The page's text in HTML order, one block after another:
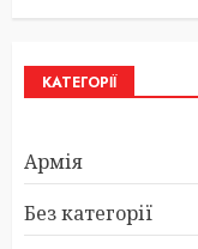
КАТЕГОРІЇ
Армія
Без категорії